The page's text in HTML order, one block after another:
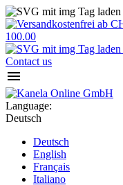
100.00
Contact us

Language:
Deutsch
Deutsch
English
Français
Italiano